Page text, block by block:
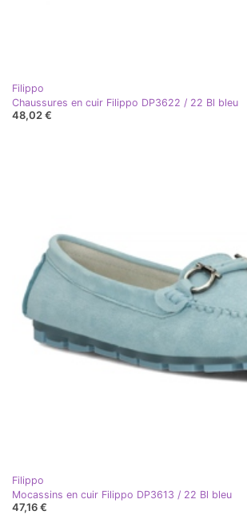
Filippo
Chaussures en cuir Filippo DP3622 / 22 Bl bleu
48,02 €
Filippo
Mocassins en cuir Filippo DP3613 / 22 Bl bleu
47,16 €